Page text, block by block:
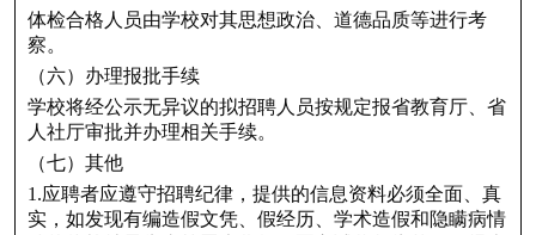
体检合格人员由学校对其思想政治、道德品质等进行考
察。
（六）办理报批手续
学校将经公示无异议的拟招聘人员按规定报省教育厅、省
人社厅审批并办理相关手续。
（七）其他
1.应聘者应遵守招聘纪律，提供的信息资料必须全面、真
实，如发现有编造假文凭、假经历、学术造假和隐瞒病情